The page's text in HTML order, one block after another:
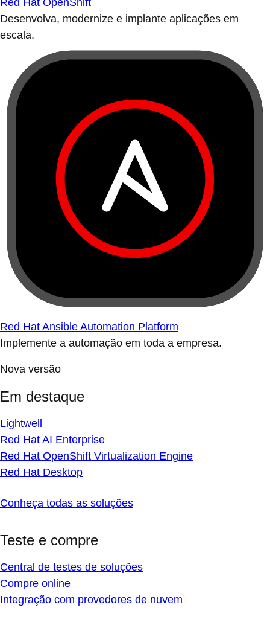
Red Hat OpenShift
Desenvolva, modernize e implante aplicações em
escala.
Red Hat Ansible Automation Platform
Implemente a automação em toda a empresa.
Nova versão
Em destaque
Lightwell
Red Hat AI Enterprise
Red Hat OpenShift Virtualization Engine
Red Hat Desktop
Conheça todas as soluções
Teste e compre
Central de testes de soluções
Compre online
Integração com provedores de nuvem